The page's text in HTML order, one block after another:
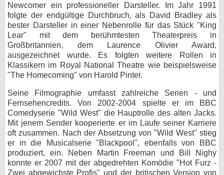
Newcomer ein professioneller Darsteller. Im Jahr 1991
folgte der endgültige Durchbruch, als David Bradley als
bester Darsteller in einer Nebenrolle für das Stück "King
Lear" mit dem berühmtesten Theaterpreis in
Großbritannien, dem Laurence Olivier Award,
ausgezeichnet wurde. Es folgten weitere Rollen in
Klassikern im Royal National Theatre wie beispielsweise
"The Homecoming" von Harold Pinter.
Seine Filmographie umfasst zahlreiche Serien - und
Fernsehencredits. Von 2002-2004 spielte er im BBC
Comedyserie "Wild West" die Hauptrolle des alten Jacks.
Mit jenem Sender kooperierte er im Laufe seiner Karriere
oft zusammen. Nach der Absetzung von "Wild West" stieg
er in die Musicalserie "Blackpool", ebenfalls von BBC
produziert, ein. Neben Martin Freeman und Bill Nighy
konnte er 2007 mit der abgedrehten Komödie "Hot Furz -
Zwei abgewichste Profis" und der britischen Version von
bei Facebook
Kontakt
Nutzungsbedingungen
Datenschutz
Cookie-Einstellungen
Impressum
Desktop-Ansicht
myFanbase